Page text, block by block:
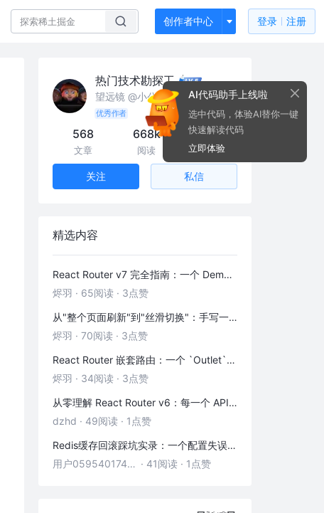
创作者中心 登录 注册
热门技术勘探工
望远镜 @小公司
优秀作者
568
文章
668k
阅读
35
粉丝
关注 私信
精选内容
React Router v7 完全指南：一个 Demo 吃透前端路由
烬羽 · 65阅读 · 3点赞
从"整个页面刷新"到"丝滑切换"：手写一个 HashRouter 彻底搞懂前端路由
烬羽 · 70阅读 · 3点赞
React Router 嵌套路由：一个 `Outlet` 引发的布局思考
烬羽 · 34阅读 · 3点赞
从零理解 React Router v6：每一个 API 都是怎么工作的
dzhd · 49阅读 · 1点赞
Redis缓存回滚踩坑实录：一个配置失误，让我在凌晨3点丢了3000条数据
用户05954017446 · 41阅读 · 1点赞
AI代码助手上线啦
选中代码，体验AI替你一键
快速解读代码
立即体验